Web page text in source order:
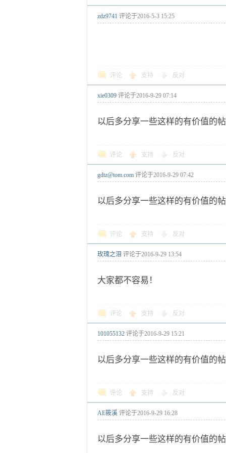
zdz9741 评论于2016-5-3 15:25
评论 支持 反对
xie0309 评论于2016-9-29 07:14
以后多分享一些这样的有价值的
评论 支持 反对
gdtz@tom.com 评论于2016-9-29 07:42
以后多分享一些这样的有价值的
评论 支持 反对
玫瑰之泪 评论于2016-9-29 13:54
大家都不容易！
评论 支持 反对
101055132 评论于2016-9-29 15:21
以后多分享一些这样的有价值的
评论 支持 反对
AE筱溪 评论于2016-9-29 16:28
以后多分享一些这样的有价值的